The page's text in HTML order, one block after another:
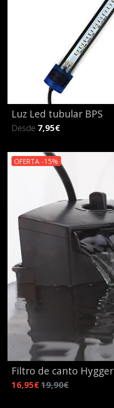
Luz Led tubular BPS
Desde 7,95€
OFERTA -15%
Filtro de canto Hygger
16,95€19,90€